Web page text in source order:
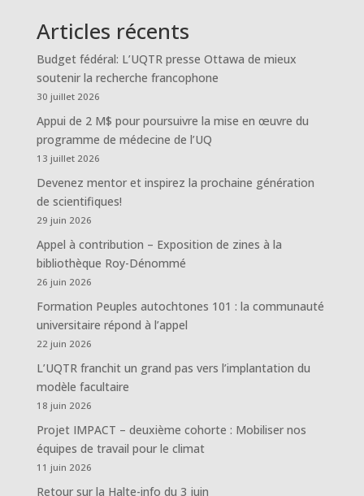
Articles récents
Budget fédéral: L’UQTR presse Ottawa de mieux
soutenir la recherche francophone
30 juillet 2026
Appui de 2 M$ pour poursuivre la mise en œuvre du
programme de médecine de l’UQ
13 juillet 2026
Devenez mentor et inspirez la prochaine génération
de scientifiques!
29 juin 2026
Appel à contribution – Exposition de zines à la
bibliothèque Roy-Dénommé
26 juin 2026
Formation Peuples autochtones 101 : la communauté
universitaire répond à l’appel
22 juin 2026
L’UQTR franchit un grand pas vers l’implantation du
modèle facultaire
18 juin 2026
Projet IMPACT – deuxième cohorte : Mobiliser nos
équipes de travail pour le climat
11 juin 2026
Retour sur la Halte-info du 3 juin